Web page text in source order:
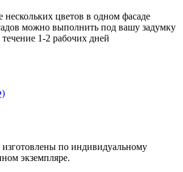
цветов в одном фасаде
можно выполнить под вашу задумку
1-2 рабочих дней
по индивидуальному
экземпляре.